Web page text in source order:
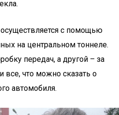
с помощью
на центральном тоннеле.
передач, а другой – за
все, что можно сказать о
автомобиля.